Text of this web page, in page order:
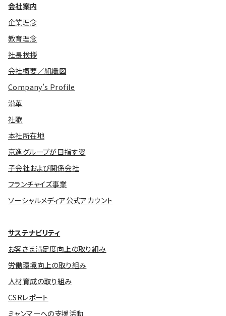
お客様相談センター
メッセージアーカイブス
会社案内
企業理念
教育理念
社長挨拶
会社概要／組織図
Company’s Profile
沿革
社歌
本社所在地
京進グループが目指す姿
子会社および関係会社
フランチャイズ事業
ソーシャルメディア公式アカウント
サステナビリティ
お客さま満足度向上の取り組み
労働環境向上の取り組み
人材育成の取り組み
CSRレポート
ミャンマーへの支援活動